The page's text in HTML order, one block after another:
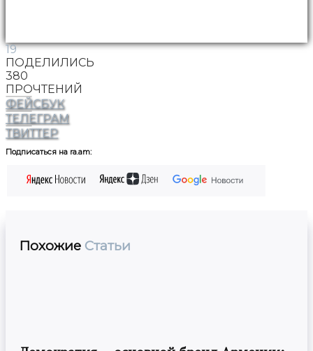
19
ПОДЕЛИЛИСЬ
380
ПРОЧТЕНИЙ
ФЕЙСБУК
ТЕЛЕГРАМ
ТВИТТЕР
Подписаться на ra.am:
Похожие Статьи